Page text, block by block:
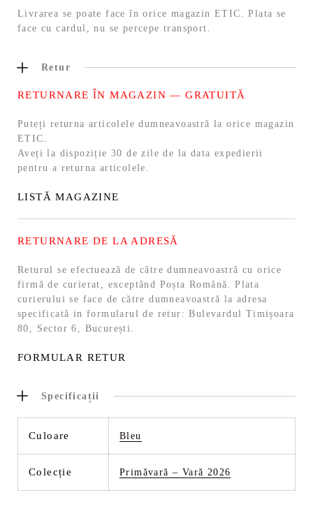
Livrarea se poate face în orice magazin ETIC. Plata se
face cu cardul, nu se percepe transport.
Retur
RETURNARE ÎN MAGAZIN — GRATUITĂ
Puteți returna articolele dumneavoastră la orice magazin
ETIC.
Aveți la dispoziție 30 de zile de la data expedierii
pentru a returna articolele.
LISTĂ MAGAZINE
RETURNARE DE LA ADRESĂ
Returul se efectuează de către dumneavoastră cu orice
firmă de curierat, exceptând Poșta Română. Plata
curierului se face de către dumneavoastră la adresa
specificată in formularul de retur: Bulevardul Timișoara
80, Sector 6, București.
FORMULAR RETUR
Specificații
Culoare Bleu
Colecție Primăvară – Vară 2026